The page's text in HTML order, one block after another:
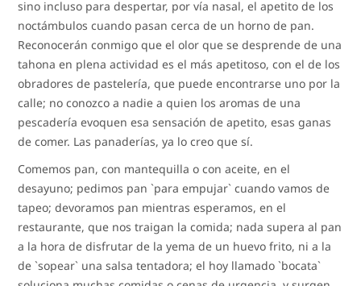
sino incluso para despertar, por vía nasal, el apetito de los
noctámbulos cuando pasan cerca de un horno de pan.
Reconocerán conmigo que el olor que se desprende de una
tahona en plena actividad es el más apetitoso, con el de los
obradores de pastelería, que puede encontrarse uno por la
calle; no conozco a nadie a quien los aromas de una
pescadería evoquen esa sensación de apetito, esas ganas
de comer. Las panaderías, ya lo creo que sí.
Comemos pan, con mantequilla o con aceite, en el
desayuno; pedimos pan `para empujar` cuando vamos de
tapeo; devoramos pan mientras esperamos, en el
restaurante, que nos traigan la comida; nada supera al pan
a la hora de disfrutar de la yema de un huevo frito, ni a la
de `sopear` una salsa tentadora; el hoy llamado `bocata`